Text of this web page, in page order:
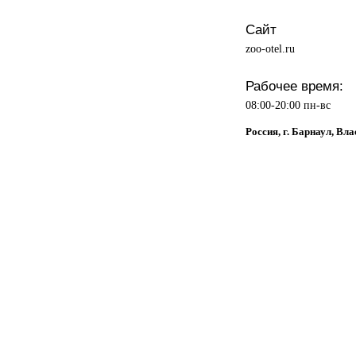
Сайт
zoo-otel.ru
Рабочее время:
08:00-20:00 пн-вс
Россия, г. Барнаул,